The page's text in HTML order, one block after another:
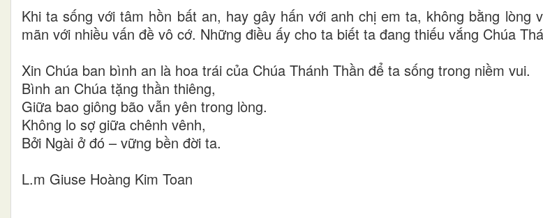
Khi ta sống với tâm hồn bất an, hay gây hấn với anh chị em ta, không bằng lòng
mãn với nhiều vấn đề vô cớ. Những điều ấy cho ta biết ta đang thiếu vắng Chúa
Xin Chúa ban bình an là hoa trái của Chúa Thánh Thần để ta sống trong niềm vui.
Bình an Chúa tặng thần thiêng,
Giữa bao giông bão vẫn yên trong lòng.
Không lo sợ giữa chênh vênh,
Bởi Ngài ở đó – vững bền đời ta.
L.m Giuse Hoàng Kim Toan